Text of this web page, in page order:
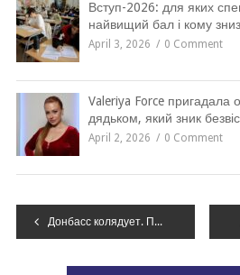
Вступ-2026: для яких
найвищий бал і кому
April 3, 2026 0 Comment
Valeriya Force пригадала
дядьком, який зник
April 2, 2026 0 Comment
Навігація
Донбасс колядует. Пять особенных рождественских выступлений